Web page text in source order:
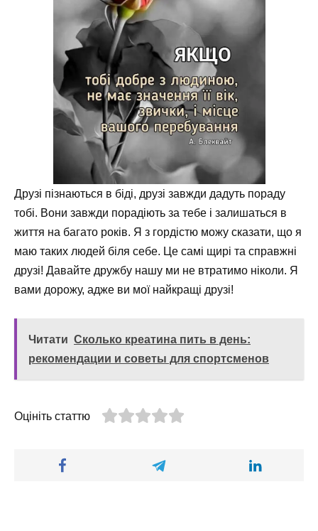
Друзі пізнаються в біді, друзі завжди дадуть пораду
тобі. Вони завжди порадіють за тебе і залишаться в
життя на багато років. Я з гордістю можу сказати, що я
маю таких людей біля себе. Це самі щирі та справжні
друзі! Давайте дружбу нашу ми не втратимо ніколи. Я
вами дорожу, адже ви мої найкращі друзі!
Читати Сколько креатина пить в день:
рекомендации и советы для спортсменов
Оцініть статтю